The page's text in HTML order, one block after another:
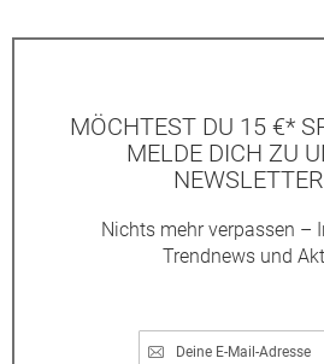
MÖCHTEST DU 15 €*
MELDE DICH ZU
Nichts mehr verpassen –
Trendnews und